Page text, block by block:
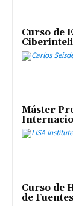
Curso de
Máster
Curso de
de